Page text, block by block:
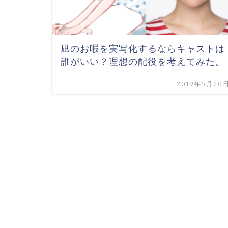
凪のお暇を実写化するならキャストは
誰がいい？理想の配役を考えてみた。
2019年5月20